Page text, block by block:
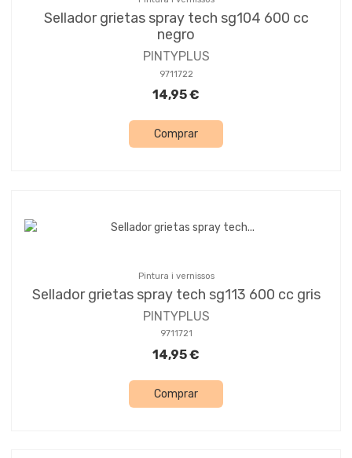
Sellador grietas spray tech sg104 600 cc
negro
PINTYPLUS
9711722
14,95 €
Comprar
Pintura i vernissos
Sellador grietas spray tech sg113 600 cc gris
PINTYPLUS
9711721
14,95 €
Comprar